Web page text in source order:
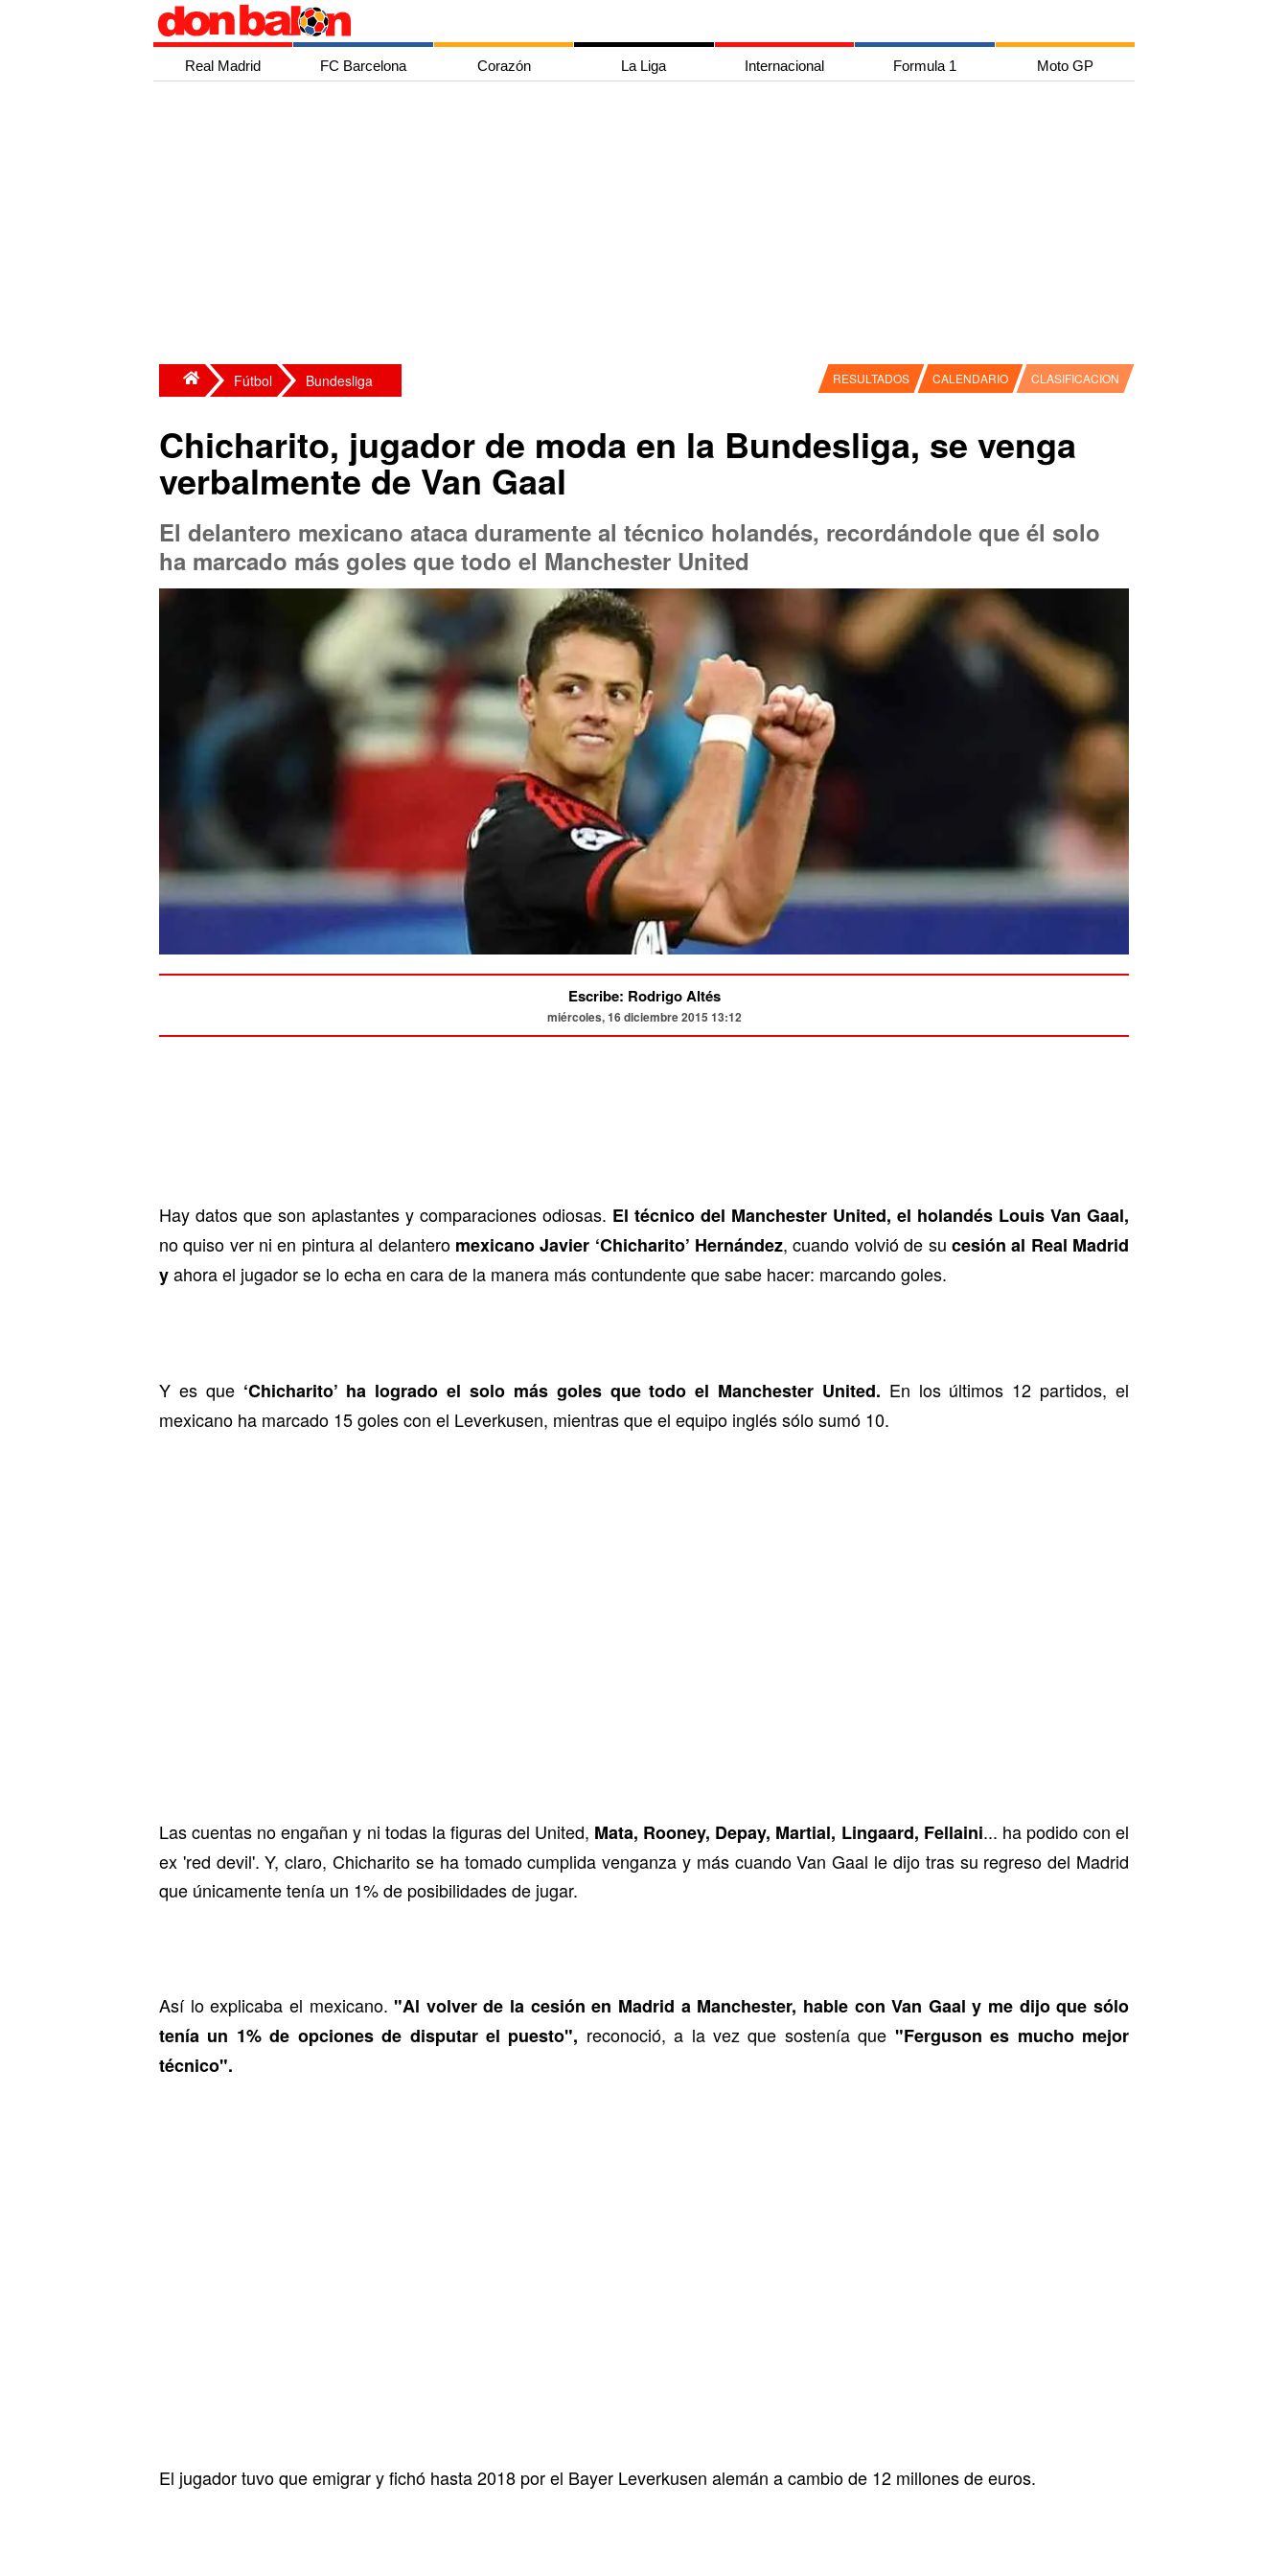
Real Madrid FC Barcelona Corazón La Liga Internacional Formula 1 Moto GP
Fútbol Bundesliga RESULTADOS CALENDARIO CLASIFICACION
Chicharito, jugador de moda en la Bundesliga, se venga
verbalmente de Van Gaal
El delantero mexicano ataca duramente al técnico holandés, recordándole que él solo
ha marcado más goles que todo el Manchester United
Escribe: Rodrigo Altés
miércoles, 16 diciembre 2015 13:12
Hay datos que son aplastantes y comparaciones odiosas. El técnico del Manchester United, el holandés Louis Van Gaal,
no quiso ver ni en pintura al delantero mexicano Javier ‘Chicharito’ Hernández, cuando volvió de su cesión al Real Madrid
yahora el jugador se lo echa en cara de la manera más contundente que sabe hacer: marcando goles.
Y es que ‘Chicharito’ ha logrado el solo más goles que todo el Manchester United. En los últimos 12 partidos, el
mexicano ha marcado 15 goles con el Leverkusen, mientras que el equipo inglés sólo sumó 10.
Las cuentas no engañan y ni todas la figuras del United, Mata, Rooney, Depay, Martial, Lingaard, Fellaini... ha podido con el
ex 'red devil'. Y, claro, Chicharito se ha tomado cumplida venganza y más cuando Van Gaal le dijo tras su regreso del Madrid
que únicamente tenía un 1% de posibilidades de jugar.
Así lo explicaba el mexicano."Al volver de la cesión en Madrid a Manchester, hable con Van Gaal y me dijo que sólo
tenía un 1% de opciones de disputar el puesto", reconoció, a la vez que sostenía que "Ferguson es mucho mejor
técnico".
El jugador tuvo que emigrar y fichó hasta 2018 por el Bayer Leverkusen alemán a cambio de 12 millones de euros.